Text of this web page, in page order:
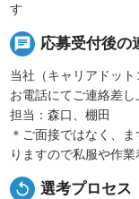
す
chat 応募受付後の
当社（キャリアドッ
お電話にてご連絡差し
担当：森口、棚田
＊ご面接ではなく、
りますので私服や作
replay 選考プロセス